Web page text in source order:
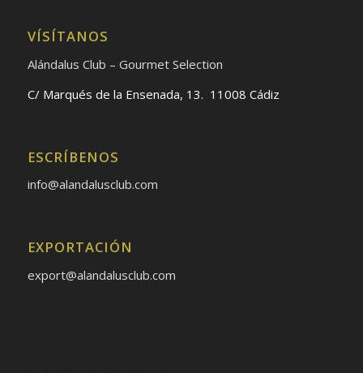
VÍSÍTANOS
Alándalus Club – Gourmet Selection
C/ Marqués de la Ensenada, 13. 11008 Cádiz
ESCRÍBENOS
info@alandalusclub.com
EXPORTACIÓN
export@alandalusclub.com